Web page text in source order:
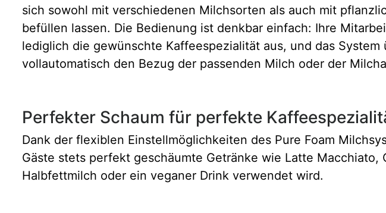
sich sowohl mit verschiedenen Milchsorten als auch mit
befüllen lassen. Die Bedienung ist denkbar einfach: Ihre
lediglich die gewünschte Kaffeespezialität aus, und das System
vollautomatisch den Bezug der passenden Milch oder der
Perfekter Schaum für perfekte
Dank der flexiblen Einstellmöglichkeiten des Pure Foam
Gäste stets perfekt geschäumte Getränke wie Latte
Halbfettmilch oder ein veganer Drink verwendet wird.